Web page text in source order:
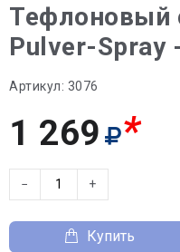
Тефлоновый
Pulver-Spray
Артикул: 3076
1 269 *
− +
Купить